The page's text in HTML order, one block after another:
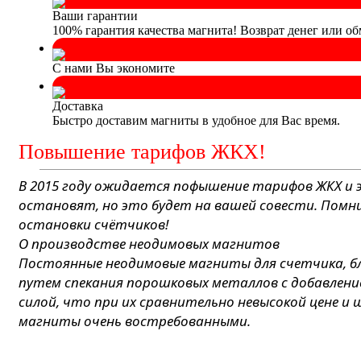
Ваши гарантии
100% гарантия качества магнита! Возврат денег или
С нами Вы экономите
Доставка
Быстро доставим магниты в удобное для Вас время.
Повышение тарифов ЖКХ!
В 2015 году ожидается пофышение тарифов ЖКХ
остановят, но это будет на вашей совести.
остановки счётчиков!
О производстве неодимовых магнитов
Постоянные неодимовые магниты для счетчика,
путем спекания порошковых металлов с
силой, что при их сравнительно невысокой цене
магниты очень востребованными.